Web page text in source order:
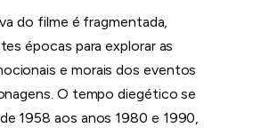
do filme é fragmentada,
épocas para explorar as
e morais dos eventos
O tempo diegético se
1958 aos anos 1980 e 1990,